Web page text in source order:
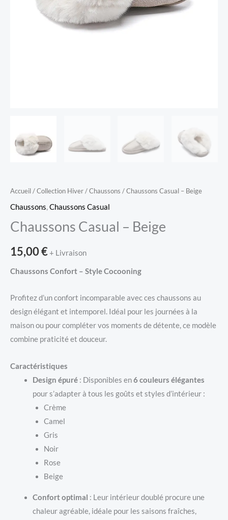
Accueil/Collection Hiver/Chaussons / Chaussons Casual – Beige
Chaussons,Chaussons Casual
Chaussons Casual – Beige
15,00€+ Livraison
Chaussons Confort – Style Cocooning
Profitez d’un confort incomparable avec ces chaussons au
design élégant et intemporel. Idéal pour les journées à la
maison ou pour compléter vos moments de détente, ce modèle
combine praticité et douceur.
Caractéristiques
Design épuré: Disponibles en6 couleurs élégantes
pour s’adapter à tous les goûts et styles d’intérieur :
Crème
Camel
Gris
Noir
Rose
Beige
Confort optimal : Leur intérieur doublé procure une
chaleur agréable, idéale pour les saisons fraîches,